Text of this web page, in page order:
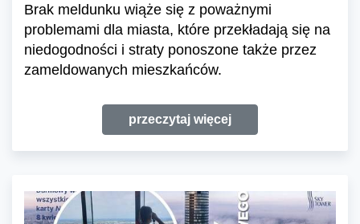
Brak meldunku wiąże się z poważnymi
problemami dla miasta, które przekładają się na
niedogodności i straty ponoszone także przez
zameldowanych mieszkańców.
przeczytaj więcej